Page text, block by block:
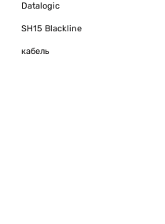
Datalogic
SH15 Blackline
кабель